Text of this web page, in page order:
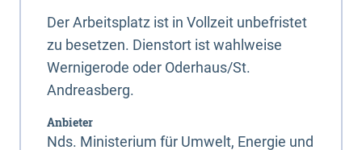
Der Arbeitsplatz ist in Vollzeit unbefristet
zu besetzen. Dienstort ist wahlweise
Wernigerode oder Oderhaus/St.
Andreasberg.
Anbieter
Nds. Ministerium für Umwelt, Energie und